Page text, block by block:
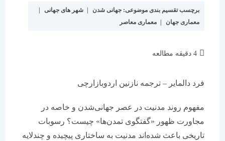
برچسب تقسیم بندی موضوعی:جهانی شدن | شهر های جهانی
|
معماری جهان
| معماری معاصر
فرد دالمایر – ترجمه نازنین اردوبازارچی
مفهوم روند مدنیت در عصر جهانی‌شدن و خاصه در
مجاورت ظهور «گفتگوی تمدن‌ها» چیست؟ رسوبات
تاریخی باعث شده‌اند مدنیت به ساختاری پیچیده و چندلایه